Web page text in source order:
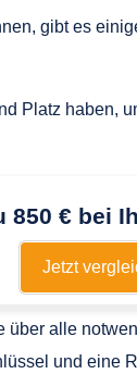
gibt es
Platz haben,
850 € bei
Jetzt
alle
und eine